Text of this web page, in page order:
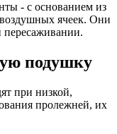
- с основанием из
ячеек. Они
пересаживании.
подушку
при низкой,
пролежней, их